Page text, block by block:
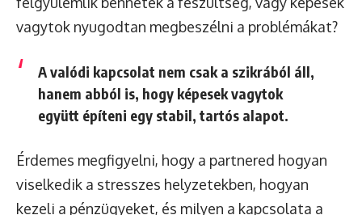
vagytok nyugodtan megbeszélni a problémákat?
A valódi kapcsolat nem csak a szikrából áll,
hanem abból is, hogy képesek vagytok
együtt építeni egy stabil, tartós alapot.
Érdemes megfigyelni, hogy a partnered hogyan
viselkedik a stresszes helyzetekben, hogyan
kezeli a pénzügyeket, és milyen a kapcsolata a